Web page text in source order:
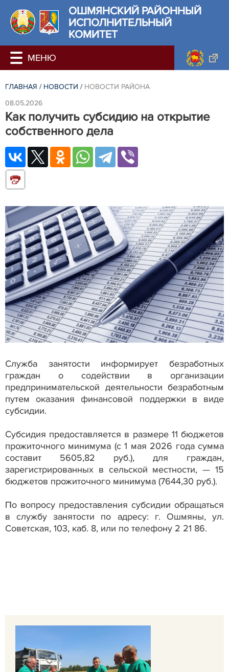
ОШМЯНСКИЙ РАЙОННЫЙ
ИСПОЛНИТЕЛЬНЫЙ
КОМИТЕТ
ГЛАВНАЯ / НОВОСТИ / НОВОСТИ РАЙОНА
08.05.2026
Как получить субсидию на открытие
собственного дела
Служба занятости информирует безработных
граждан о содействии в организации
предпринимательской деятельности безработным
путем оказания финансовой поддержки в виде
субсидии.
Субсидия предоставляется в размере 11 бюджетов
прожиточного минимума (с 1 мая 2026 года сумма
составит 5605,82 руб.), для граждан,
зарегистрированных в сельской местности, — 15
бюджетов прожиточного минимума (7644,30 руб.).
По вопросу предоставления субсидии обращаться
в службу занятости по адресу: г. Ошмяны, ул.
Советская, 103, каб. 8, или по телефону 2 21 86.